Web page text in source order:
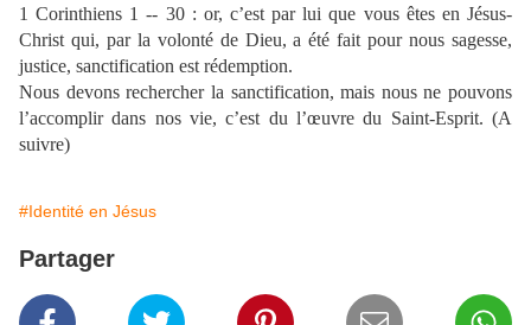
1 Corinthiens 1 -- 30 : or, c’est par lui que vous êtes en Jésus-
Christ qui, par la volonté de Dieu, a été fait pour nous sagesse,
justice, sanctification est rédemption.
Nous devons rechercher la sanctification, mais nous ne pouvons
l’accomplir dans nos vie, c’est du l’œuvre du Saint-Esprit. (A
suivre)
#Identité en Jésus
Partager